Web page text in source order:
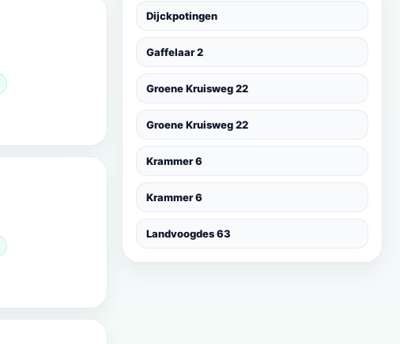
Dijckpotingen
Gaffelaar 2
Groene Kruisweg 22
Groene Kruisweg 22
Krammer 6
Krammer 6
Landvoogdes 63